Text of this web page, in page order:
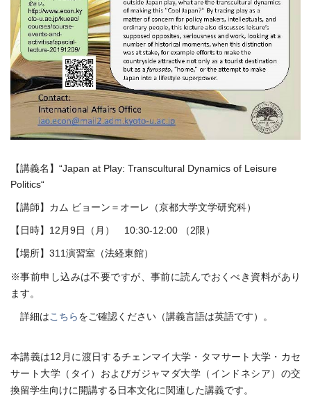
【講義名】“Japan at Play: Transcultural Dynamics of Leisure
Politics“
【講師】カム ビョーン＝オーレ（京都大学文学研究科）
【日時】12月9日（月） 10:30-12:00 （2限）
【場所】311演習室（法経東館）
※事前申し込みは不要ですが、事前に読んでおくべき資料があり
ます。
詳細はこちらをご確認ください（講義言語は英語です）。
本講義は12月に渡日するチェンマイ大学・タマサート大学・カセ
サート大学（タイ）およびガジャマダ大学（インドネシア）の交
換留学生向けに開講する日本文化に関連した講義です。